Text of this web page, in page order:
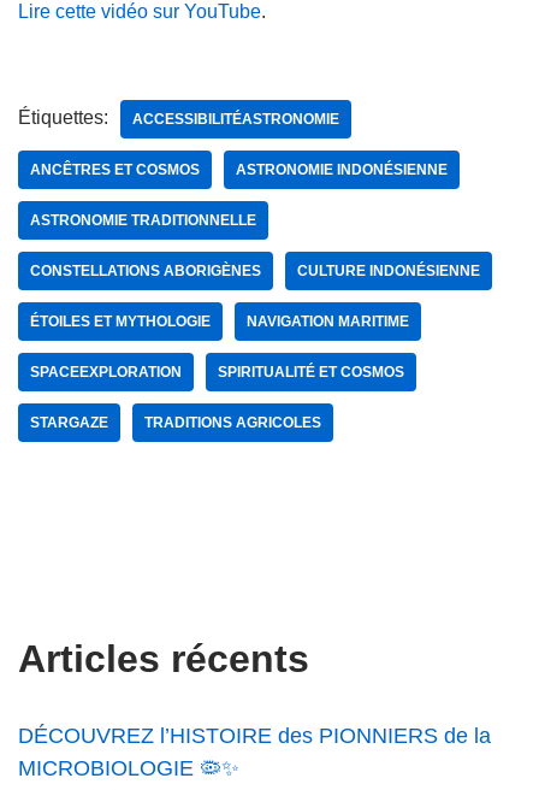
Lire cette vidéo sur YouTube.
Étiquettes: ACCESSIBILITÉASTRONOMIE
ANCÊTRES ET COSMOS ASTRONOMIE INDONÉSIENNE
ASTRONOMIE TRADITIONNELLE
CONSTELLATIONS ABORIGÈNES CULTURE INDONÉSIENNE
ÉTOILES ET MYTHOLOGIE NAVIGATION MARITIME
SPACEEXPLORATION SPIRITUALITÉ ET COSMOS
STARGAZE TRADITIONS AGRICOLES
Articles récents
DÉCOUVREZ l’HISTOIRE des PIONNIERS de la
MICROBIOLOGIE 🦠✨